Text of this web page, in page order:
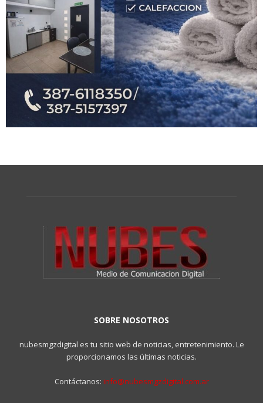
SOBRE NOSOTROS
nubesmgzdigital es tu sitio web de noticias, entretenimiento. Le
proporcionamos las últimas noticias.
Contáctanos: info@nubesmgzdigital.com.ar